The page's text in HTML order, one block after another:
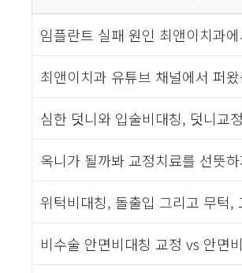
임플란트 실패 원인 최앤이치과
최앤이치과 유튜브 채널에서 퍼
심한 덧니와 입술비대칭, 덧니교
옥니가 될까봐 교정치료를 선뜻
위턱비대칭, 돌출입 그리고 무턱
비수술 안면비대칭 교정 vs 안면